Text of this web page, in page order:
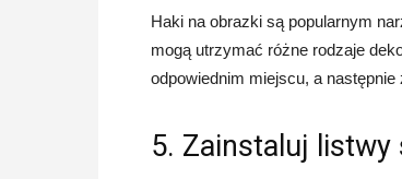
Haki na obrazki są popularnym
mogą utrzymać różne rodzaje
odpowiednim miejscu, a
5. Zainstaluj listwy